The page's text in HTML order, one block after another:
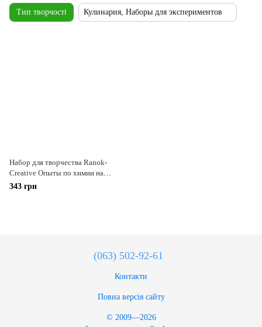
Тип творчості Кулинария, Наборы для экспериментов
Набор для творчества Ranok-
Creative Опыты по химии на
кухне (0330,12114043Р)
343 грн
(063) 502-92-61
Контакти
Повна версія сайту
© 2009—2026